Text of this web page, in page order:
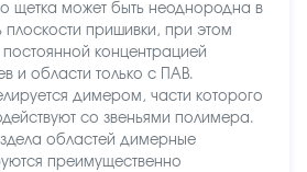
щетка может быть неоднородна в
плоскости пришивки, при этом
концентрацией
и области только с ПАВ.
димером, части которого
со звеньями полимера.
областей димерные
преимущественно